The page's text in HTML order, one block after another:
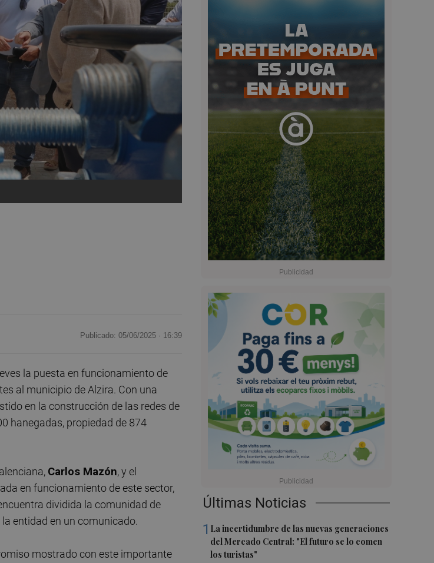
Últimas Noticias
1 La incertidumbre de las nuevas generaciones
del Mercado Central: "El futuro se lo comen
los turistas"
Publicado: 05/06/2025 · 16:39
la puesta en funcionamiento de
al municipio de Alzira. Con una
en la construcción de las redes de
hanegadas, propiedad de 874
Carlos Mazón, y el
en funcionamiento de este sector,
dividida la comunidad de
entidad en un comunicado.
mostrado con este importante